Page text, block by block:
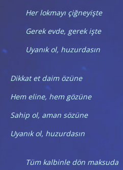
Her lokmayı çiğneyişte
Gerek evde, gerek işte
Uyanık ol, huzurdasın
Dikkat et daim özüne
Hem eline, hem gözüne
Sahip ol, aman sözüne
Uyanık ol, huzurdasın
Tüm kalbinle dön maksuda